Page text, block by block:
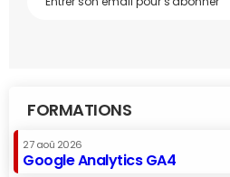
FORMATIONS
27 aoû 2026
Google Analytics GA4